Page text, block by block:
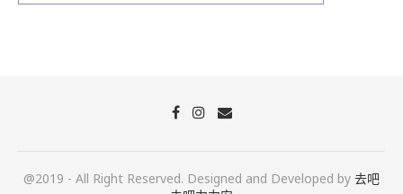
@2019 - All Right Reserved. Designed and Developed by 去吧